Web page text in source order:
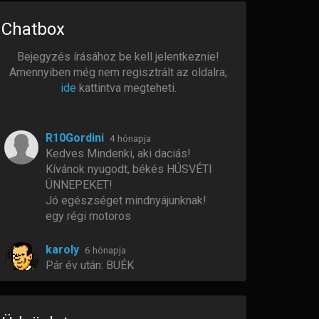
Chatbox
Bejegyzés írásához be kell jelentkeznie!
Amennyiben még nem regisztrált az oldalra,
ide kattintva megteheti.
R10Gordini 4 hónapja
Kedves Mindenki, aki daciás!
Kívánok nyugodt, békés HÚSVÉTI
ÜNNEPEKET!
Jó egészséget mindnyájunknak!
egy régi motoros
karoly 6 hónapja
Pár év után: BUÉK
Zolkabacsi 7 hónapja
BÚÉK Fiúk